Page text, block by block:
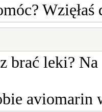
brać leki?
aviomarin